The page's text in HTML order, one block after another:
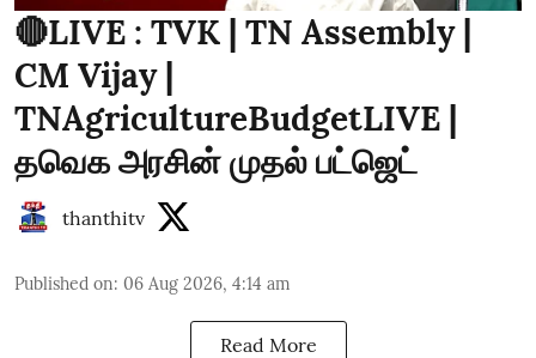
🔴LIVE : TVK | TN Assembly |
CM Vijay |
TNAgricultureBudgetLIVE |
தவெக அரசின் முதல் பட்ஜெட்
thanthitv
Published on: 06 Aug 2026, 4:14 am
Read More